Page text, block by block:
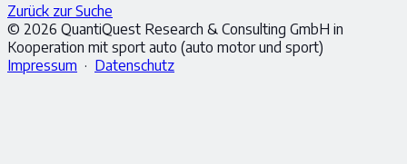
Zurück zur Suche
© 2026 QuantiQuest Research & Consulting GmbH in
Kooperation mit sport auto (auto motor und sport)
Impressum · Datenschutz